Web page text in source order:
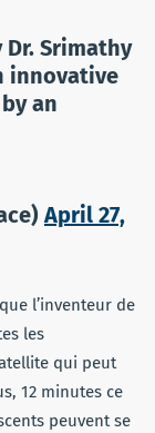
Srimathy
innovative
an
April 27,
l’inventeur de
les
qui peut
12 minutes ce
peuvent se